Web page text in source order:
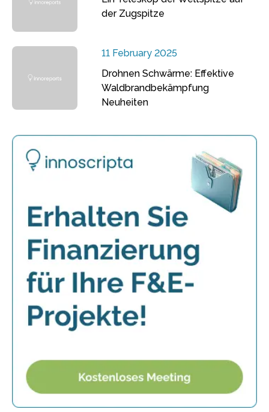
der Zugspitze
11 February 2025
Drohnen Schwärme: Effektive
Waldbrandbekämpfung
Neuheiten